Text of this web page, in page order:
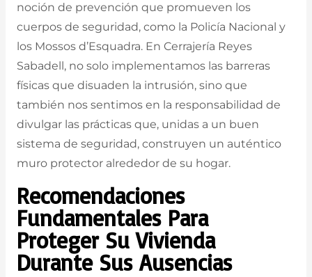
noción de prevención que promueven los
cuerpos de seguridad, como la Policía Nacional y
los Mossos d’Esquadra. En Cerrajería Reyes
Sabadell, no solo implementamos las barreras
físicas que disuaden la intrusión, sino que
también nos sentimos en la responsabilidad de
divulgar las prácticas que, unidas a un buen
sistema de seguridad, construyen un auténtico
muro protector alrededor de su hogar.
Recomendaciones
Fundamentales Para
Proteger Su Vivienda
Durante Sus Ausencias